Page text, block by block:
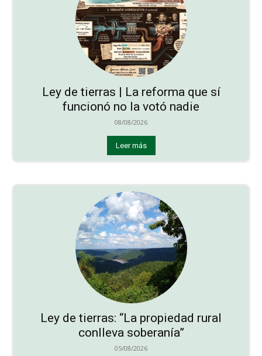
Ley de tierras | La reforma que sí
funcionó no la votó nadie
08/08/2026
Leer más
Ley de tierras: “La propiedad rural
conlleva soberanía”
05/08/2026